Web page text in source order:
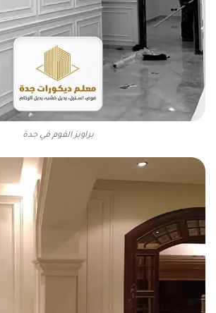
براويز الفوم في جدة